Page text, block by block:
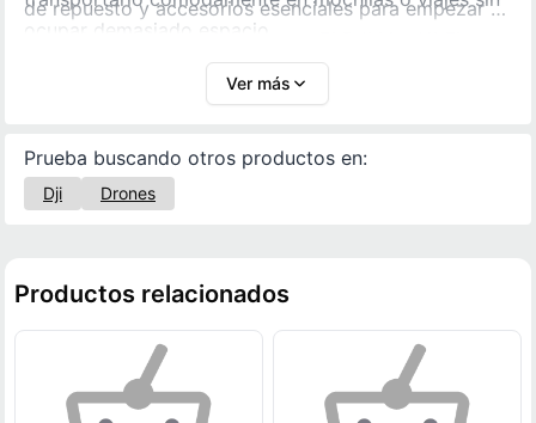
ocupar demasiado espacio.
de repuesto y accesorios esenciales para empezar a
More Combo es una excelente opción si buscas
autonomía, estabilidad y mejor experiencia de vuelo
Ver más
Prueba buscando otros productos en:
Dji Drones
Productos relacionados